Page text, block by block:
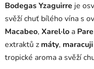
BodegasYzaguirre je
svěžíchuť bíléhovína s
Macabeo, Xarel·lo a
extraktů z máty, maracuji
tropické aroma a svěží